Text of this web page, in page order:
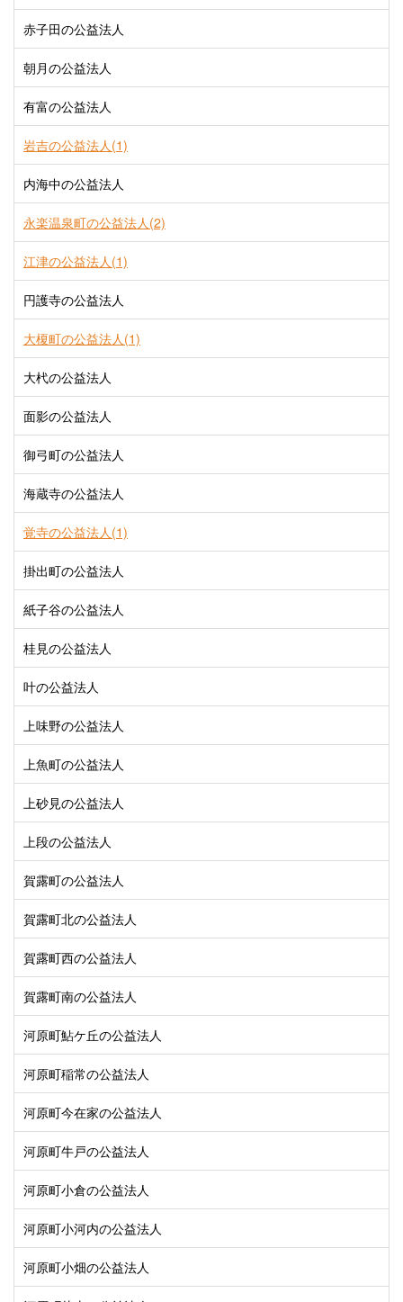
赤子田の公益法人
朝月の公益法人
有富の公益法人
岩吉の公益法人(1)
内海中の公益法人
永楽温泉町の公益法人(2)
江津の公益法人(1)
円護寺の公益法人
大榎町の公益法人(1)
大杙の公益法人
面影の公益法人
御弓町の公益法人
海蔵寺の公益法人
覚寺の公益法人(1)
掛出町の公益法人
紙子谷の公益法人
桂見の公益法人
叶の公益法人
上味野の公益法人
上魚町の公益法人
上砂見の公益法人
上段の公益法人
賀露町の公益法人
賀露町北の公益法人
賀露町西の公益法人
賀露町南の公益法人
河原町鮎ケ丘の公益法人
河原町稲常の公益法人
河原町今在家の公益法人
河原町牛戸の公益法人
河原町小倉の公益法人
河原町小河内の公益法人
河原町小畑の公益法人